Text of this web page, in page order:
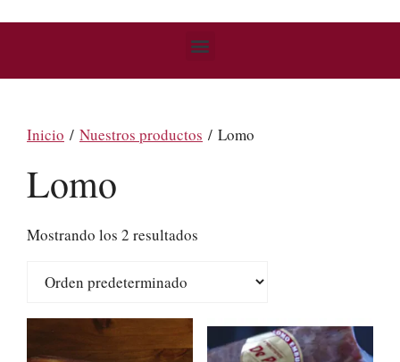
Inicio / Nuestros productos / Lomo
Lomo
Mostrando los 2 resultados